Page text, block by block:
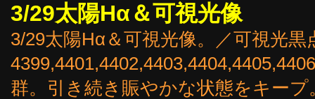
3/29太陽Hα＆可視光像
3/29太陽Hα＆可視光像。／可視光黒
群。引き続き賑やかな状態をキー